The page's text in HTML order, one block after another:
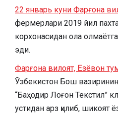
22 январь куни Фарғона
фермерлари 2019 йил
корхонасидан ола
эди.
Фарғона вилоят, Ёзёвон
Ўзбекистон Бош
“Баҳодир Лоғон Текстил”
устидан арз қилиб, шикоят